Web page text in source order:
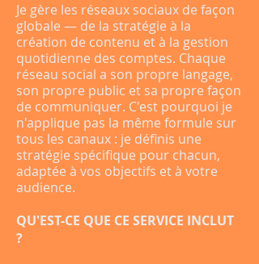
Je gère les réseaux sociaux de façon
globale — de la stratégie à la
création de contenu et à la gestion
quotidienne des comptes. Chaque
réseau social a son propre langage,
son propre public et sa propre façon
de communiquer. C'est pourquoi je
n'applique pas la même formule sur
tous les canaux : je définis une
stratégie spécifique pour chacun,
adaptée à vos objectifs et à votre
audience.
QU'EST-CE QUE CE SERVICE INCLUT
?